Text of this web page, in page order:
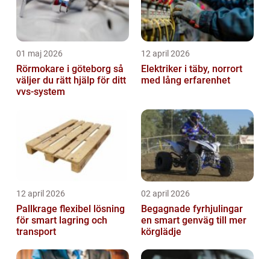
01 maj 2026
Rörmokare i göteborg så
väljer du rätt hjälp för ditt
vvs-system
12 april 2026
Elektriker i täby, norrort
med lång erfarenhet
12 april 2026
Pallkrage flexibel lösning
för smart lagring och
transport
02 april 2026
Begagnade fyrhjulingar
en smart genväg till mer
körglädje